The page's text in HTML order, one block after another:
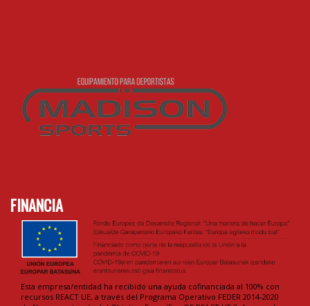
FINANCIA
Esta empresa/entidad ha recibido una ayuda cofinanciada al 100% con
recursos REACT UE, a través del Programa Operativo FEDER 2014-2020